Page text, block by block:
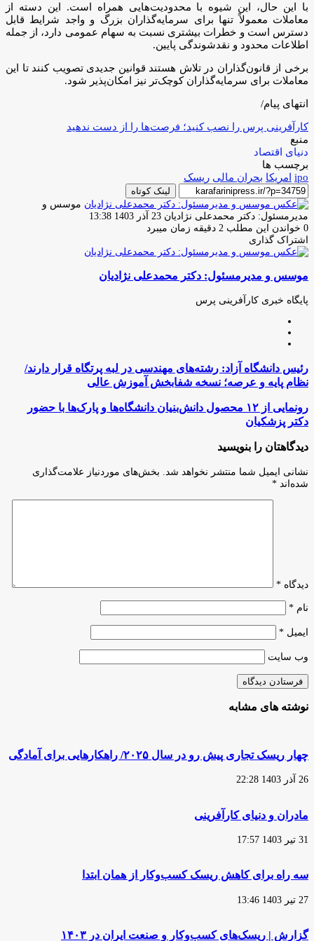
با این حال، این شیوه با محدودیت‌هایی همراه است. این دسته از
معاملات معمولاً تنها برای سرمایه‌گذاران بزرگ و واجد شرایط قابل
دسترس است و خطرات بیشتری نسبت به سهام عمومی دارد، از جمله
اطلاعات محدود و نقدشوندگی پایین.
برخی از قانون‌گذاران در تلاش‌ هستند قوانین جدیدی تصویب کنند تا این
معاملات برای سرمایه‌گذاران کوچک‌تر نیز امکان‌پذیر شود.
انتهای پیام/
کارآفرینی پرس را نصب کنید؛ فرصت‌ها را از دست ندهید
منبع
دنیای اقتصاد
برچسب ها
ipo امریکا بحران مالی ریسک
لینک کوتاه
موسس و
مدیرمسئول: دکتر محمدعلی نژادیان ارسال
ایمیل
23 آذر 1403 13:38
0 خواندن این مطلب 2 دقیقه زمان میبرد
اشتراک گذاری
فیس
توئیتر
لینکدین
واتس
تلگرام
اشتراک
از
ایمیل
چاپ
موسس و مدیرمسئول: دکتر محمدعلی نژادیان
پایگاه خبری کارآفرینی پرس
رئیس
دانشگاه
آزاد:
رشته‌های
مهندسی
در
پرتگاه
دارند/
نظام
رئیس دانشگاه آزاد: رشته‌های مهندسی در لبه پرتگاه قرار دارند/
نظام پایه و عرصه؛ نسخه شفابخش آموزش عالی
رونمایی
از
۱۲
محصول
دانش‌بنیان
دانشگاه‌ها
و
پارک‌ها
رونمایی از ۱۲ محصول دانش‌بنیان دانشگاه‌ها و پارک‌ها با حضور
دکتر پزشکیان
دیدگاهتان را بنویسید
نشانی ایمیل شما منتشر نخواهد شد.
بخش‌های موردنیاز علامت‌گذاری
شده‌اند *
دیدگاه *
نام *
ایمیل *
وب‌ سایت
نوشته های مشابه
چهار ریسک تجاری پیش رو در سال ۲۰۲۵/ راهکارهایی برای آمادگی
26 آذر 1403 22:28
مادران و دنیای کارآفرینی
31 تیر 1403 17:57
سه راه برای کاهش ریسک کسب‌و‌کار از همان ابتدا
27 تیر 1403 13:46
گزارش | ریسک‏‏‌های کسب‌و‌کار و صنعت ایران در ۱۴۰۳